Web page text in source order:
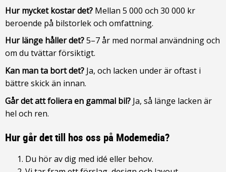
Hur mycket kostar det? Mellan 5 000 och 30 000 kr
beroende på bilstorlek och omfattning.
Hur länge håller det?5–7 år med normal användning och
om du tvättar försiktigt.
Kan man ta bort det? Ja, och lacken under är oftast i
bättre skick än innan.
Går det att foliera en gammal bil? Ja, så länge lacken är
hel och ren.
Hur går det till hos oss på Modemedia?
Du hör av dig med idé eller behov.